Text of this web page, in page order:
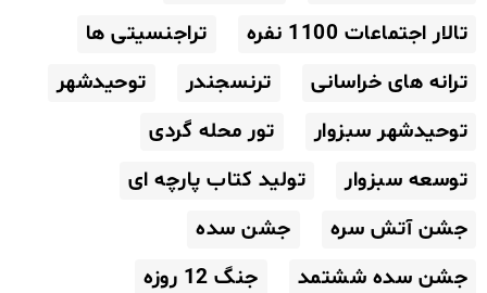
تالار اجتماعات 1100 نفره
تراجنسیتی ها
ترانه های خراسانی
ترنسجندر
توحیدشهر
توحیدشهر سبزوار
تور محله گردی
توسعه سبزوار
تولید کتاب پارچه ای
جشن آتش سره
جشن سده
جشن سده ششتمد
جنگ 12 روزه